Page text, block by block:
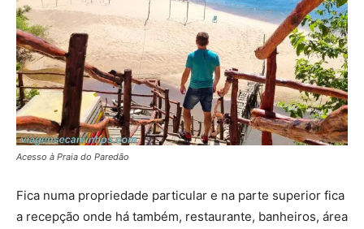
Acesso à Praia do Paredão
Fica numa propriedade particular e na parte superior fica
a recepção onde há também, restaurante, banheiros, área